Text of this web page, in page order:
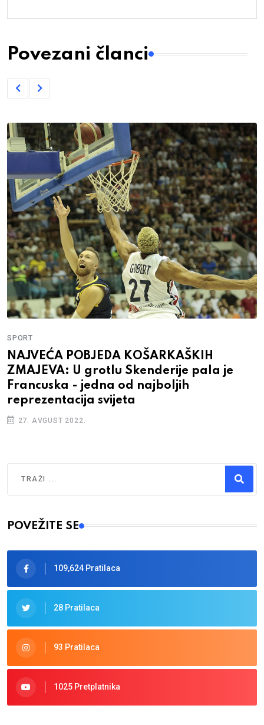
Povezani članci
SPORT
NAJVEĆA POBJEDA KOŠARKAŠKIH
ZMAJEVA: U grotlu Skenderije pala je
Francuska - jedna od najboljih
reprezentacija svijeta
27. AVGUST 2022.
Type 2 or more characters for results.
POVEŽITE SE
109,624 Pratilaca
28 Pratilaca
93 Pratilaca
1025 Pretplatnika